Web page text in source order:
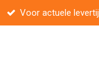
Voor actuele